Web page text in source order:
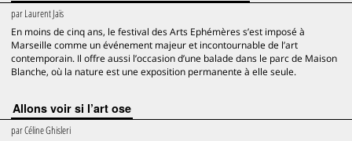
parLaurent Jaïs
En moins de cinq ans, le festival des Arts Ephémères s’est imposé à
Marseille comme un événement majeur et incontournable de l’art
contemporain. Il offre aussi l’occasion d’une balade dans le parc de Maison
Blanche, où la nature est une exposition permanente à elle seule.
Allons voir si l’art ose
parCéline Ghisleri